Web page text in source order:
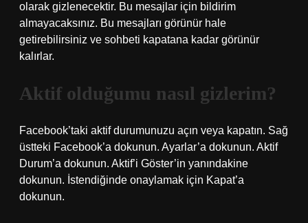
olarak gizlenecektir. Bu mesajlar için bildirim
almayacaksınız. Bu mesajları görünür hale
getirebilirsiniz ve sohbeti kapatana kadar görünür
kalırlar.
Aktif olduğumu nasıl gizlerim?
Facebook’taki aktif durumunuzu açın veya kapatın. Sağ
üstteki Facebook’a dokunun. Ayarlar’a dokunun. Aktif
Durum’a dokunun. Aktif’i Göster’in yanındakine
dokunun. İstendiğinde onaylamak için Kapat’a
dokunun.